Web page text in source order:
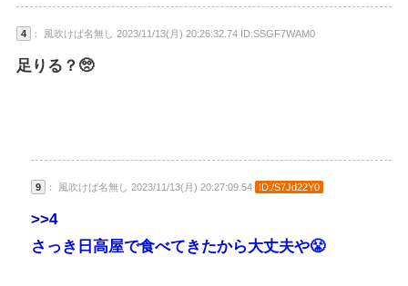
4 ： 風吹けば名無し 2023/11/13(月) 20:26:32.74 ID:SSGF7WAM0
足りる？🥺
9 ： 風吹けば名無し 2023/11/13(月) 20:27:09.54 ID:/S7Jd22Y0
>>4
さっき日高屋で食べてきたから大丈夫や😤